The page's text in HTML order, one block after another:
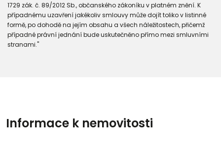
1729 zák. č. 89/2012 Sb., občanského zákoníku v platném znění. K
případnému uzavření jakékoliv smlouvy může dojít toliko v listinné
formě, po dohodě na jejím obsahu a všech náležitostech, přičemž
případné právní jednání bude uskutečněno přímo mezi smluvními
stranami."
Informace k nemovitosti